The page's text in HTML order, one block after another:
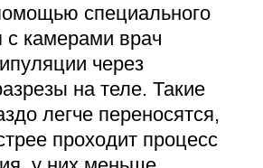
специального
с камерами врач
через
на теле. Такие
легче переносятся,
проходит процесс